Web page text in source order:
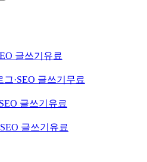
글쓰기 유료
그·SEO 글쓰기 무료
글쓰기 유료
글쓰기 유료